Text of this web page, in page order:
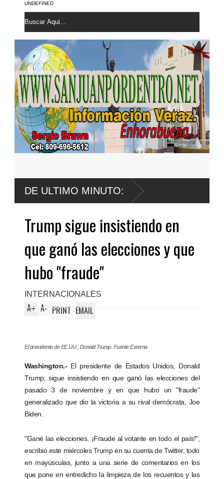
UNDEFINED
DE ULTIMO MINUTO:
Trump sigue insistiendo en
que ganó las elecciones y que
hubo "fraude"
INTERNACIONALES
A+ A- PRINT EMAIL
El presidente de EE.UU., Donald Trump. Fuente Externa
Washington.-El presidente de Estados Unidos, Donald
Trump, sigue insistiendo en que ganó las elecciones del
pasado 3 de noviembre y en que hubo un "fraude"
generalizado que dio la victoria a su rival demócrata, Joe
Biden.
"Gané las elecciones. ¡Fraude al votante en todo el país!",
escribió este miércoles Trump en su cuenta de Twitter, todo
en mayúsculas, junto a una serie de comentarios en los
que pone en entredicho la limpieza de los recuentos y las